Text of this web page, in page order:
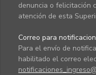
denuncia o felicitación
atención de esta
Correo para
Para el envío de
habilitado el correo